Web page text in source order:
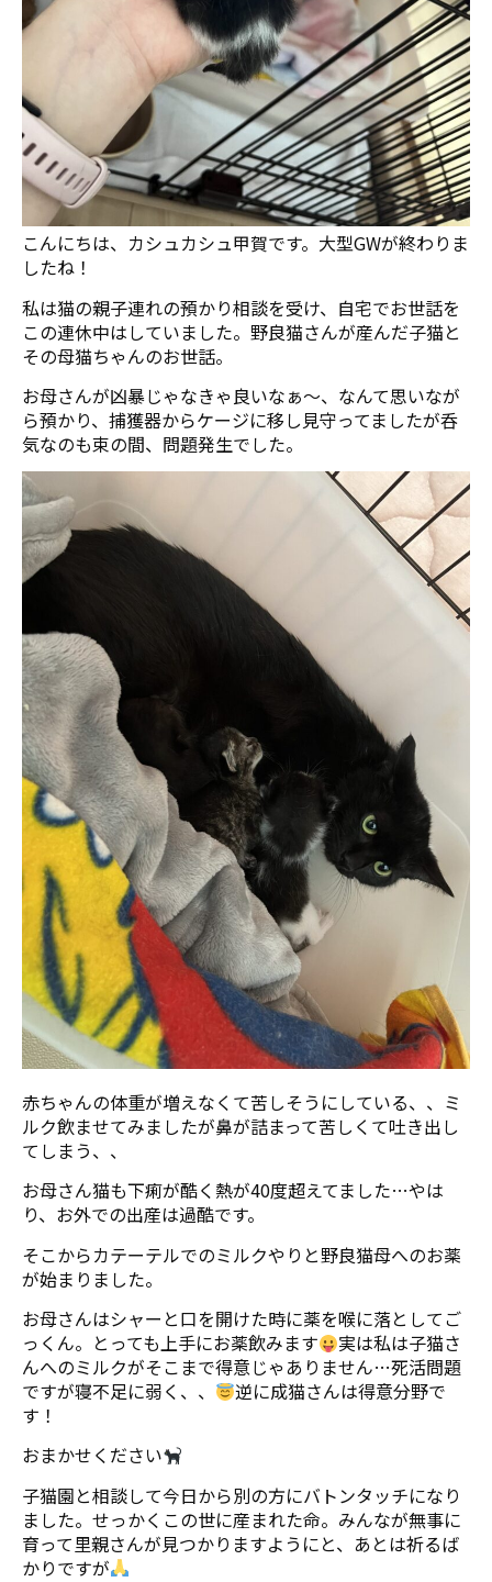
こんにちは、カシュカシュ甲賀です。大型GWが終わりま
したね！
私は猫の親子連れの預かり相談を受け、自宅でお世話を
この連休中はしていました。野良猫さんが産んだ子猫と
その母猫ちゃんのお世話。
お母さんが凶暴じゃなきゃ良いなぁ〜、なんて思いなが
ら預かり、捕獲器からケージに移し見守ってましたが呑
気なのも束の間、問題発生でした。
赤ちゃんの体重が増えなくて苦しそうにしている、、ミ
ルク飲ませてみましたが鼻が詰まって苦しくて吐き出し
てしまう、、
お母さん猫も下痢が酷く熱が40度超えてました…やは
り、お外での出産は過酷です。
そこからカテーテルでのミルクやりと野良猫母へのお薬
が始まりました。
お母さんはシャーと口を開けた時に薬を喉に落としてご
っくん。とっても上手にお薬飲みます
実は私は子猫さ
んへのミルクがそこまで得意じゃありません…死活問題
ですが寝不足に弱く、、
逆に成猫さんは得意分野で
す！
おまかせください
子猫園と相談して今日から別の方にバトンタッチになり
ました。せっかくこの世に産まれた命。みんなが無事に
育って里親さんが見つかりますようにと、あとは祈るば
かりですが